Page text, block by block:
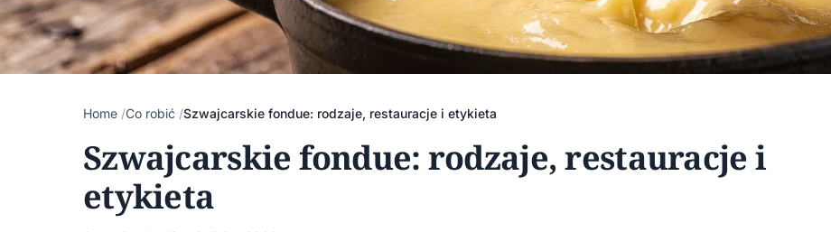
Home Co robić Szwajcarskie fondue: rodzaje, restauracje i etykieta
Szwajcarskie fondue: rodzaje, restauracje i
etykieta